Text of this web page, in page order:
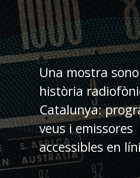
Una mostra
història
Catalunya:
veus i emissores
accessibles en